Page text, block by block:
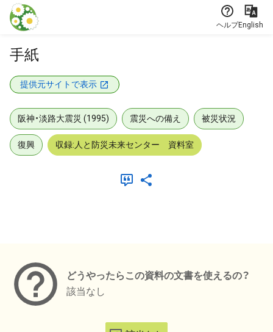
本文に飛ぶ
ヘルプEnglish
手紙
提供元サイトで表示
阪神・淡路大震災 (1995) 震災への備え 被災状況
復興 収録:人と防災未来センター 資料室
どうやったらこの資料の文書を使えるの？
該当なし